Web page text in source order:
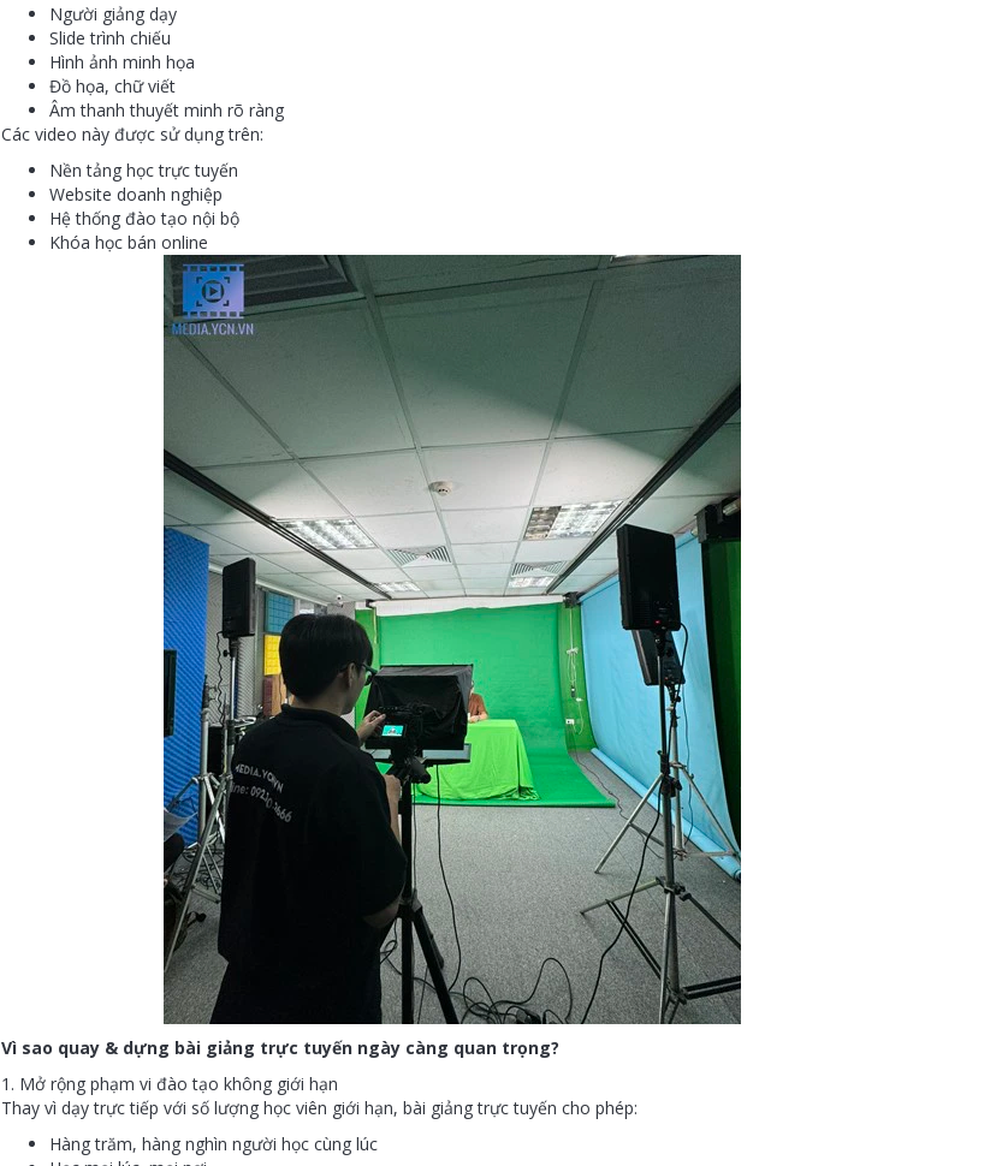
Người giảng dạy
Slide trình chiếu
Hình ảnh minh họa
Đồ họa, chữ viết
Âm thanh thuyết minh rõ ràng
Các video này được sử dụng trên:
Nền tảng học trực tuyến
Website doanh nghiệp
Hệ thống đào tạo nội bộ
Khóa học bán online
Vì sao quay & dựng bài giảng trực tuyến ngày càng quan trọng?
1. Mở rộng phạm vi đào tạo không giới hạn
Thay vì dạy trực tiếp với số lượng học viên giới hạn, bài giảng trực tuyến cho phép:
Hàng trăm, hàng nghìn người học cùng lúc